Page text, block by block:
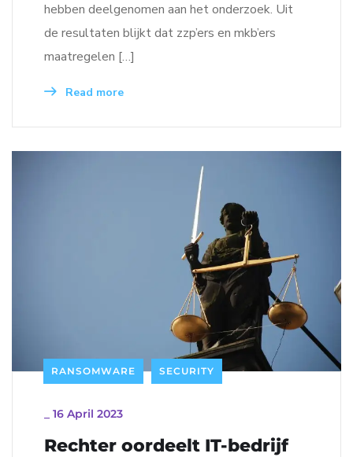
hebben deelgenomen aan het onderzoek. Uit
de resultaten blijkt dat zzp’ers en mkb’ers
maatregelen […]
Read more
RANSOMWARE SECURITY
16 April 2023
Rechter oordeelt IT-bedrijf